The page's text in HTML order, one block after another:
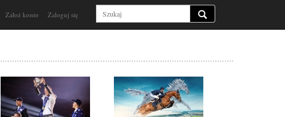
Założ konto Zaloguj się